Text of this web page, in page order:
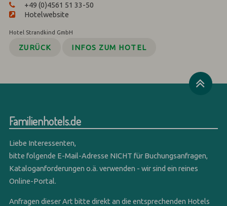
+49 (0)4561 51 33-50
Hotelwebsite
Hotel Strandkind GmbH
ZURÜCK INFOS ZUM HOTEL
Familienhotels.de
Liebe Interessenten,
bitte folgende E-Mail-Adresse NICHT für Buchungsanfragen,
Kataloganforderungen o.ä. verwenden - wir sind ein reines
Online-Portal.
Anfragen dieser Art bitte direkt an die entsprechenden Hotels